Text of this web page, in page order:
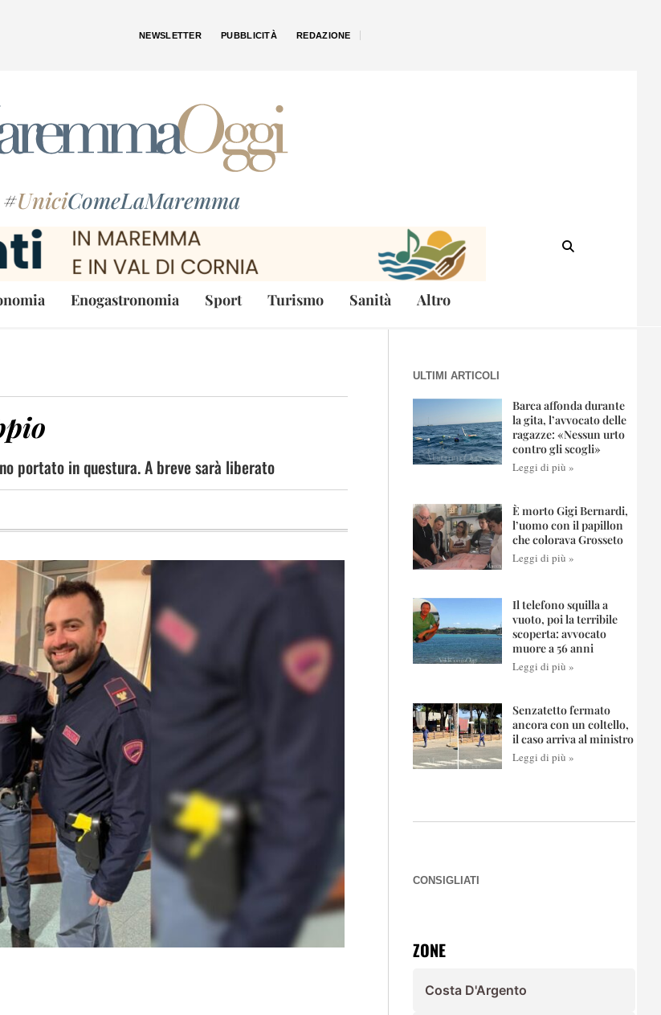
NEWSLETTER PUBBLICITÀ REDAZIONE
#UniciComeLaMaremma
Enogastronomia Sport Turismo Sanità Altro
portato in questura. A breve sarà liberato
ULTIMI ARTICOLI
Barca affonda durante
la gita, l’avvocato delle
ragazze: «Nessun urto
contro gli scogli»
Leggi di più »
È morto Gigi Bernardi,
l’uomo con il papillon
che colorava Grosseto
Leggi di più »
Il telefono squilla a
vuoto, poi la terribile
scoperta: avvocato
muore a 56 anni
Leggi di più »
Senzatetto fermato
ancora con un coltello,
il caso arriva al ministro
Leggi di più »
CONSIGLIATI
ZONE
Costa D'Argento